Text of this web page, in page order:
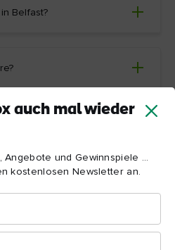
auch mal wieder
und Gewinnspiele ...
kostenlosen Newsletter an.
Belfast?
Lewis Square?